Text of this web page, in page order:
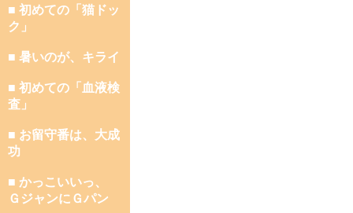
■ 初めての「猫ドッ
ク」
■ 暑いのが、キライ
■ 初めての「血液検
査」
■ お留守番は、大成
功
■ かっこいいっ、
ＧジャンにＧパン